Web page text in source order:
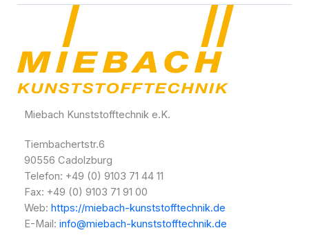
Miebach Kunststofftechnik e.K.
Tiembachertstr.6
90556 Cadolzburg
Telefon: +49 (0) 9103 71 44 11
Fax: +49 (0) 9103 71 91 00
Web: https://miebach-kunststofftechnik.de
E-Mail: info@miebach-kunststofftechnik.de